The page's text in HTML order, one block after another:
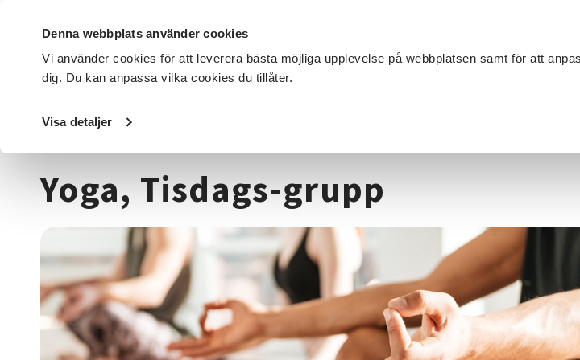
Denna webbplats använder cookies
Vi använder cookies för att leverera bästa möjliga upplevelse på webbplatsen samt för att
dig. Du kan anpassa vilka cookies du tillåter.
Visa detaljer
DET HÄR GÖR VI FÖR DIG SOM SÖK KURSER OCH EVENEMANG
Startsida / Kurser och evenemang
Yoga, Tisdags-grupp